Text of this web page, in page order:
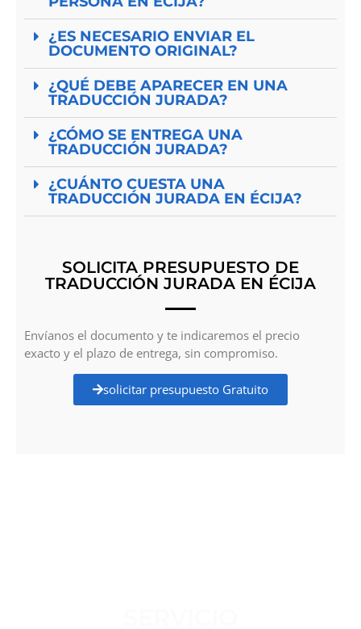
¿ES NECESARIO ENVIAR EL
DOCUMENTO ORIGINAL?
¿QUÉ DEBE APARECER EN UNA
TRADUCCIÓN JURADA?
¿CÓMO SE ENTREGA UNA
TRADUCCIÓN JURADA?
¿CUÁNTO CUESTA UNA
TRADUCCIÓN JURADA EN ÉCIJA?
SOLICITA PRESUPUESTO DE
TRADUCCIÓN JURADA EN ÉCIJA
Envíanos el documento y te indicaremos el precio
exacto y el plazo de entrega, sin compromiso.
solicitar presupuesto Gratuito